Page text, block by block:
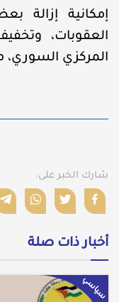
إمكانية إزالة
العقوبات،
المركزي السوري،
شارك الخبر على:
أخبار ذات صلة
سياسي